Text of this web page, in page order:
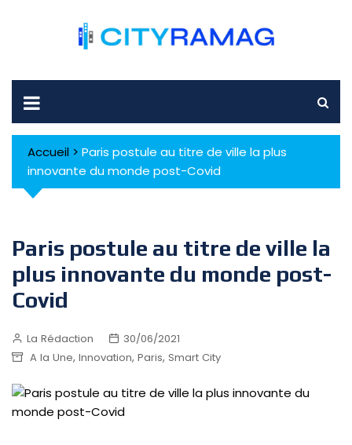
Accueil > Paris postule au titre de ville la plus
innovante du monde post-Covid
Paris postule au titre de ville la
plus innovante du monde post-
Covid
La Rédaction
30/06/2021
A la Une, Innovation, Paris, Smart City